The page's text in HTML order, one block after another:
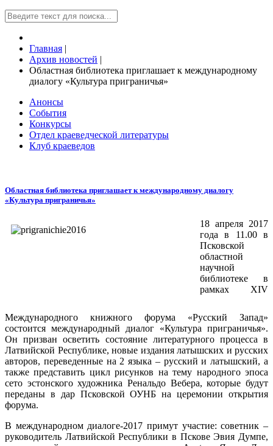
Главная |
Архив новостей |
Областная библиотека приглашает к международному
диалогу «Культура приграничья»
Анонсы
События
Конкурсы
Отдел краеведческой литературы
Клуб краеведов
Областная библиотека приглашает к международному диалогу
«Культура приграничья»
18 апреля 2017
года в 11.00 в
Псковской
областной
научной
библиотеке в
рамках XIV
Международного книжного форума «Русский Запад»
состоится международный диалог «Культура приграничья».
Он призван осветить состояние литературного процесса в
Латвийской Республике, новые издания латышских и русских
авторов, переведенные на 2 языка – русский и латышский, а
также представить цикл рисунков на тему народного эпоса
сето эстонского художника Ренальдо Вебера, которые будут
переданы в дар Псковской ОУНБ на церемонии открытия
форума.
В международном диалоге-2017 примут участие: советник –
руководитель Латвийской Республики в Пскове Эвия Думпе,